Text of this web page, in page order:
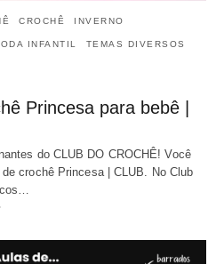
CROCHÊ INVERNO
INFANTIL TEMAS DIVERSOS
Princesa para bebê |
do CLUB DO CROCHÊ! Você
crochê Princesa | CLUB. No Club